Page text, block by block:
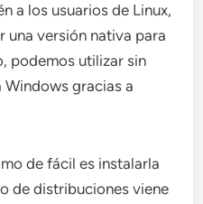
a los usuarios de Linux,
una versión nativa para
podemos utilizar sin
gracias a
de fácil es instalarla
de distribuciones viene